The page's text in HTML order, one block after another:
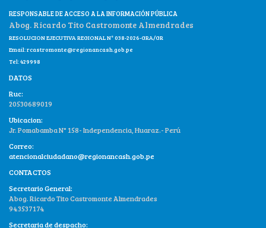
RESPONSABLE DE ACCESO A LA INFORMACIÓN PÚBLICA
Abog. Ricardo Tito Castromonte Almendrades
RESOLUCION EJECUTIVA REGIONAL N° 038-2026-GRA/GR
Email:rcastromonte@regionancash.gob.pe
Tel: 429998
DATOS
Ruc:
20530689019
Ubicacion:
Jr. Pomabamba N° 158- Independencia, Huaraz.- Perú
Correo:
atencionalciudadano@regionancash.gob.pe
CONTACTOS
Secretario General:
Abog. Ricardo Tito Castromonte Almendrades
943537174
Secretaria de despacho: